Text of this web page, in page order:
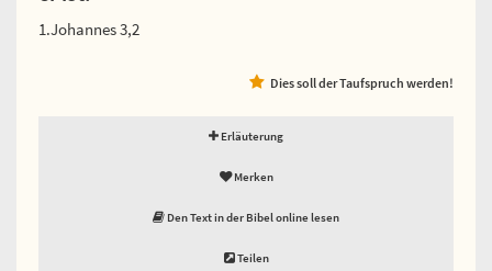
1.Johannes 3,2
Dies soll der Taufspruch werden!
Erläuterung
Merken
Den Text in der Bibel online lesen
Teilen